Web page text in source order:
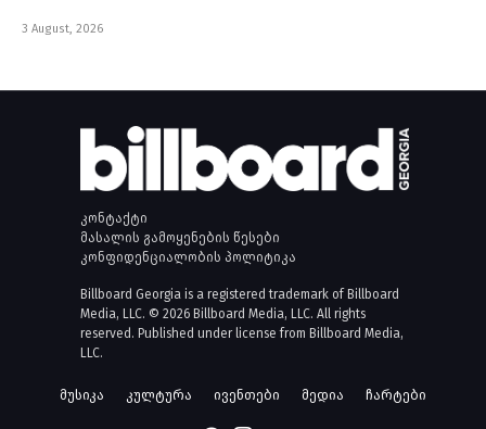
3 August, 2026
კონტაქტი
მასალის გამოყენების წესები
კონფიდენციალობის პოლიტიკა
Billboard Georgia is a registered trademark of Billboard
Media, LLC. © 2026 Billboard Media, LLC. All rights
reserved. Published under license from Billboard Media,
LLC.
მუსიკა კულტურა ივენთები მედია ჩარტები